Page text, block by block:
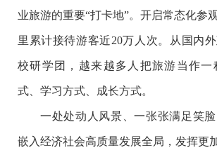
业旅游的重要“打卡地”。开启常态化参
里累计接待游客近20万人次。从国内
校研学团，越来越多人把旅游当作一
式、学习方式、成长方式。
一处处动人风景、一张张满足笑
嵌入经济社会高质量发展全局，发挥更